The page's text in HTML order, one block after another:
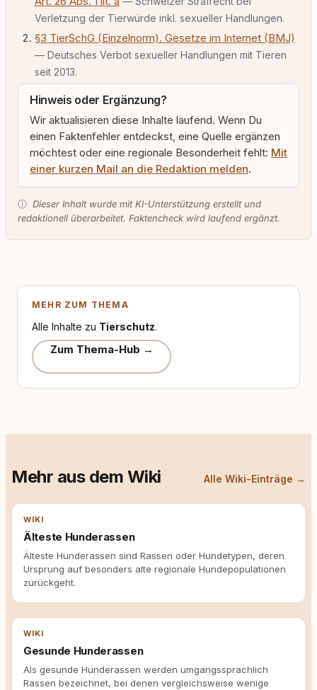
Verletzung der Tierwürde inkl. sexueller Handlungen.
§3 TierSchG (Einzelnorm). Gesetze im Internet (BMJ)
— Deutsches Verbot sexueller Handlungen mit Tieren
seit 2013.
Hinweis oder Ergänzung?
Wir aktualisieren diese Inhalte laufend. Wenn Du
einen Faktenfehler entdeckst, eine Quelle ergänzen
möchtest oder eine regionale Besonderheit fehlt: Mit
einer kurzen Mail an die Redaktion melden.
ⓘ Dieser Inhalt wurde mit KI-Unterstützung erstellt und
redaktionell überarbeitet. Faktencheck wird laufend ergänzt.
MEHR ZUM THEMA
Alle Inhalte zu Tierschutz.
Zum Thema-Hub →
Mehr aus dem Wiki Alle Wiki-Einträge →
WIKI
Älteste Hunderassen
Älteste Hunderassen sind Rassen oder Hundetypen, deren
Ursprung auf besonders alte regionale Hundepopulationen
zurückgeht.
WIKI
Gesunde Hunderassen
Als gesunde Hunderassen werden umgangssprachlich
Rassen bezeichnet, bei denen vergleichsweise wenige